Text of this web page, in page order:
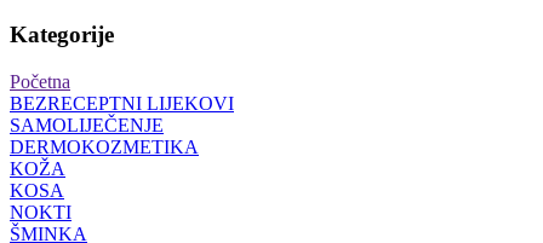
Kategorije
Početna
BEZRECEPTNI LIJEKOVI
SAMOLIJEČENJE
DERMOKOZMETIKA
KOŽA
KOSA
NOKTI
ŠMINKA